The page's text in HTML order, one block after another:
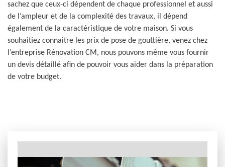
sachez que ceux-ci dépendent de chaque professionnel et aussi
de l’ampleur et de la complexité des travaux, il dépend
également de la caractéristique de votre maison. Si vous
souhaitiez connaitre les prix de pose de gouttière, venez chez
l’entreprise Rénovation CM, nous pouvons même vous fournir
un devis détaillé afin de pouvoir vous aider dans la préparation
de votre budget.